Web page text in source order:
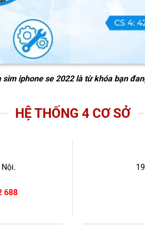
sim iphone se 2022là từ khóa bạn
HỆ THỐNG 4 CƠ SỞ
688